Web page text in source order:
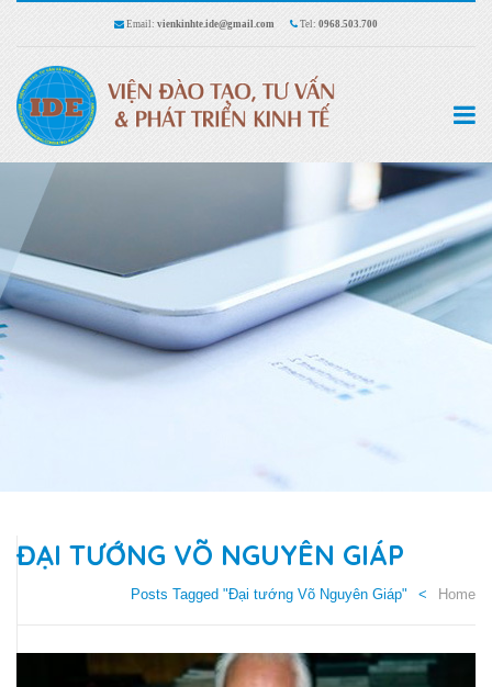
Email: vienkinhte.ide@gmail.com Tel: 0968.503.700
ĐẠI TƯỚNG VÕ NGUYÊN GIÁP
Home
Posts Tagged "Đại tướng Võ Nguyên Giáp"